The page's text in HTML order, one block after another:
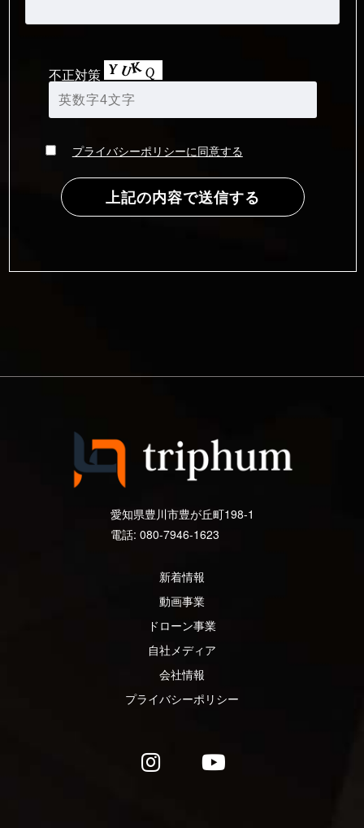
不正対策
プライバシーポリシーに同意する
愛知県豊川市豊が丘町198-1
電話: 080-7946-1623
新着情報
動画事業
ドローン事業
自社メディア
会社情報
プライバシーポリシー